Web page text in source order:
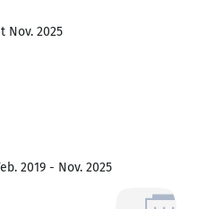
Nov. 2025
2019 - Nov. 2025